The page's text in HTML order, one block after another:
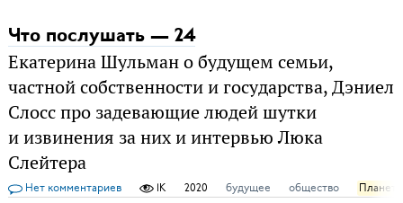
Что послушать — 24
Екатерина Шульман о будущем семьи,
частной собственности и государства, Дэниел
Слосс про задевающие людей шутки
и извинения за них и интервью Люка
Слейтера
Нет комментариев 1K 2020 будущее общество